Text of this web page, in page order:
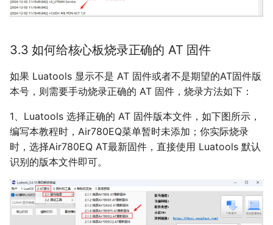
3.3 如何给核心板烧录正确的 AT 固件
如果 Luatools 显示不是 AT 固件或者不是期望的AT固件版
本号，则需要手动烧录正确的 AT 固件，烧录方法如下：
1、Luatools 选择正确的 AT 固件版本文件，如下图所示，
编写本教程时，Air780EQ菜单暂时未添加；你实际烧录
时，选择Air780EQ AT最新固件，直接使用 Luatools 默认
识别的版本文件即可。